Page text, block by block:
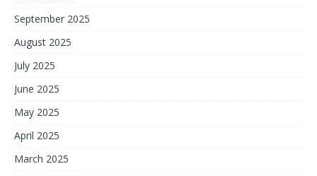
September 2025
August 2025
July 2025
June 2025
May 2025
April 2025
March 2025